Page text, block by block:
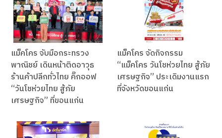
แม็คโคร จับมือกระทรวง
พาณิชย์ เดินหน้าติดอาวุธ
ร้านค้าปลีกทั่วไทย คิ๊กออฟ
“วันโชห่วยไทย สู้ภัย
เศรษฐกิจ” ที่ขอนแก่น
แม็คโคร จัดกิจกรรม
“แม็คโคร วันโชห่วยไทย สู้ภัย
เศรษฐกิจ” ประเดิมงานแรก
ที่จังหวัดขอนแก่น